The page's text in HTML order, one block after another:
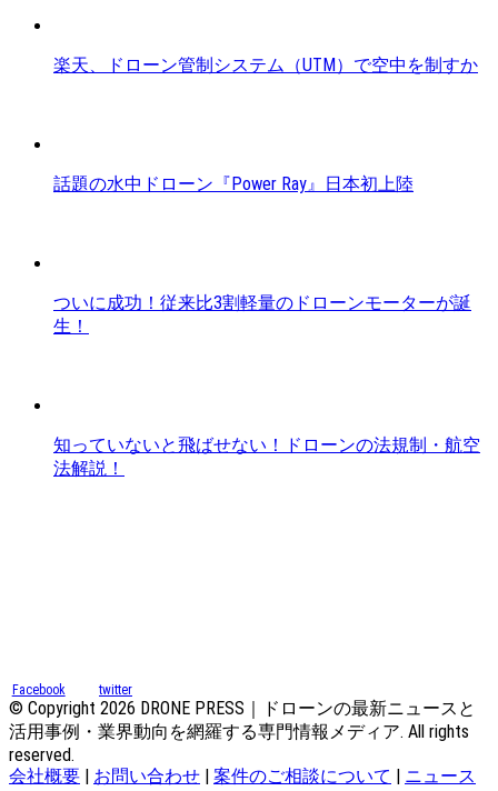
楽天、ドローン管制システム（UTM）で空中を制すか
話題の水中ドローン『Power Ray』日本初上陸
ついに成功！従来比3割軽量のドローンモーターが誕
生！
知っていないと飛ばせない！ドローンの法規制・航空
法解説！
Facebook twitter
© Copyright 2026 DRONE PRESS｜ドローンの最新ニュースと
活用事例・業界動向を網羅する専門情報メディア. All rights
reserved.
会社概要 | お問い合わせ | 案件のご相談について | ニュース